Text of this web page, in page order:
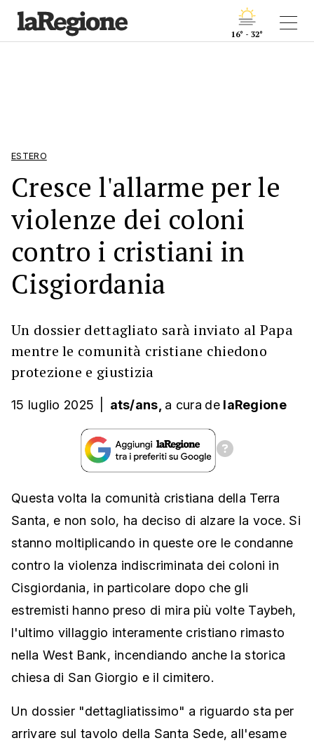
16° - 32°
ESTERO
Cresce l'allarme per le
violenze dei coloni
contro i cristiani in
Cisgiordania
Un dossier dettagliato sarà inviato al Papa
mentre le comunità cristiane chiedono
protezione e giustizia
15 luglio 2025 ats/ans, a cura de laRegione
Questa volta la comunità cristiana della Terra
Santa, e non solo, ha deciso di alzare la voce. Si
stanno moltiplicando in queste ore le condanne
contro la violenza indiscriminata dei coloni in
Cisgiordania, in particolare dopo che gli
estremisti hanno preso di mira più volte Taybeh,
l'ultimo villaggio interamente cristiano rimasto
nella West Bank, incendiando anche la storica
chiesa di San Giorgio e il cimitero.
Un dossier "dettagliatissimo" a riguardo sta per
arrivare sul tavolo della Santa Sede, all'esame